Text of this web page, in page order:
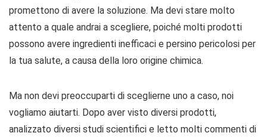
promettono di avere la soluzione. Ma devi stare molto
attento a quale andrai a scegliere, poiché molti prodotti
possono avere ingredienti inefficaci e persino pericolosi per
la tua salute, a causa della loro origine chimica.
Ma non devi preoccuparti di sceglierne uno a caso, noi
vogliamo aiutarti. Dopo aver visto diversi prodotti,
analizzato diversi studi scientifici e letto molti commenti di